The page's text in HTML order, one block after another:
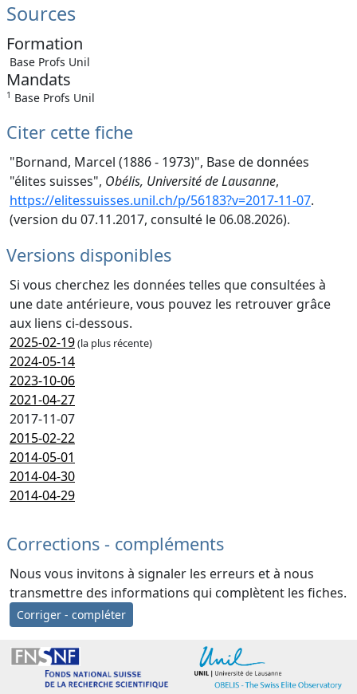
Sources
Formation
Base Profs Unil
Mandats
1 Base Profs Unil
Citer cette fiche
"Bornand, Marcel (1886 - 1973)", Base de données
"élites suisses", Obélis, Université de Lausanne,
https://elitessuisses.unil.ch/p/56183?v=2017-11-07.
(version du 07.11.2017, consulté le 06.08.2026).
Versions disponibles
Si vous cherchez les données telles que consultées à
une date antérieure, vous pouvez les retrouver grâce
aux liens ci-dessous.
2025-02-19(la plus récente)
2024-05-14
2023-10-06
2021-04-27
2017-11-07
2015-02-22
2014-05-01
2014-04-30
2014-04-29
Corrections - compléments
Nous vous invitons à signaler les erreurs et à nous
transmettre des informations qui complètent les fiches.
Corriger - compléter